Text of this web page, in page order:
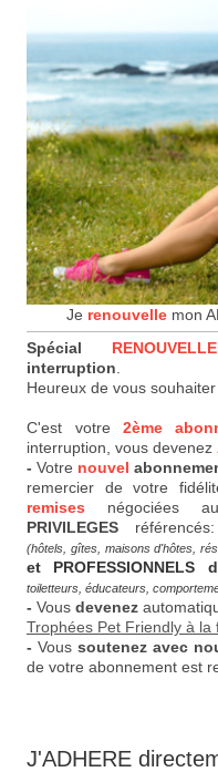
Je renouvellemon
Spécial
interruption
Heureux de vous souhaiter
C'est votre 2ème
interruption, vous devenez
- Votre nouvel
remercier de votre
remises négociées
PRIVILEGES
(hôtels, gîtes, maisons d'hôtes,
et PROFESSIONNELS
toiletteurs, éducateurs,
- Vous devenez
Trophées Pet Friendly à la
- Vous soutenez avec
de votre abonnement est
J'ADHERE